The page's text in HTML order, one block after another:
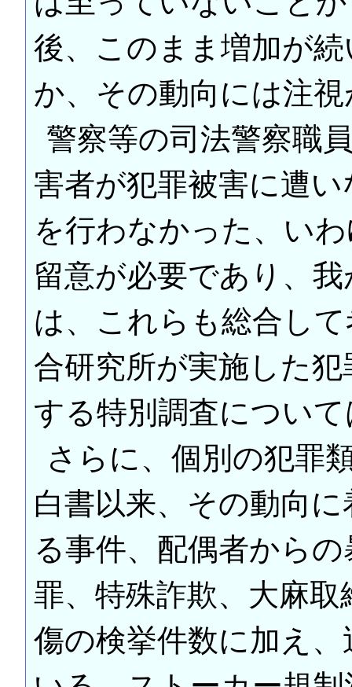
後、このまま増加が
か、その動向には注
警察等の司法警察職
害者が犯罪被害に遭
を行わなかった、い
留意が必要であり、
は、これらも総合し
合研究所が実施した
する特別調査につい
さらに、個別の犯罪
白書以来、その動向
る事件、配偶者から
罪、特殊詐欺、大麻
傷の検挙件数に加え